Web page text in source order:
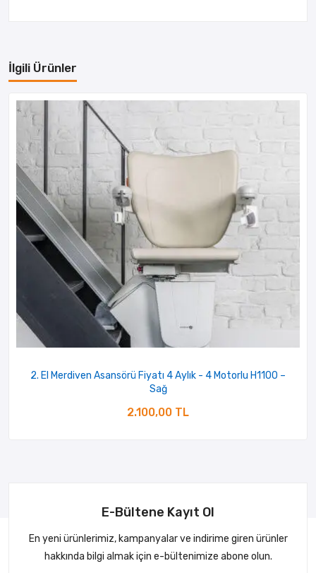
İlgili Ürünler
2. El Merdiven Asansörü Fiyatı 4 Aylık - 4 Motorlu H1100 –
Sağ
2.100,00 TL
E-Bültene Kayıt Ol
En yeni ürünlerimiz, kampanyalar ve indirime giren ürünler
hakkında bilgi almak için e-bültenimize abone olun.